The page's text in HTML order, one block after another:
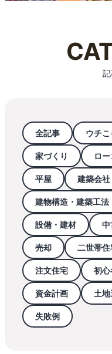
全記事 ウチ
家づくり ロ
平屋 建築会
建物構造・建築工法
設備・建材 中
売却 二世帯住
注文住宅 初心
資金計画 土
失敗例